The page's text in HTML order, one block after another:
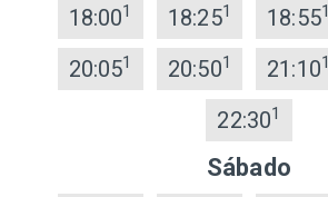
18:001 18:251 18:551
20:051 20:501 21:101
22:301
Sábado